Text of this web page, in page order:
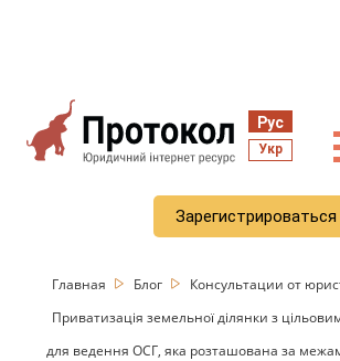
Рус
Укр
Зарегистрироваться
Главная Блог
Консультации от
Приватизація земельної ділянки з
для ведення ОСГ, яка розташована за